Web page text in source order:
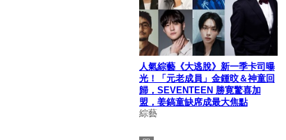
人氣綜藝《大逃脫》新一季卡司曝
光！「元老成員」金鍾旼＆神童回
歸，SEVENTEEN 勝寛驚喜加
盟，姜鎬童缺席成最大焦點
綜藝